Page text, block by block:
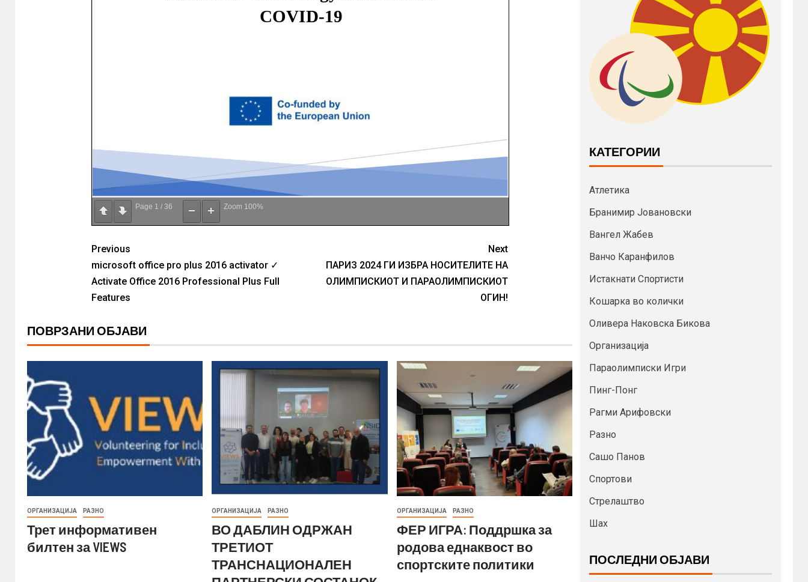
Page 1 / 36 Zoom 100%
Previous
microsoft office pro plus 2016 activator ✓
Activate Office 2016 Professional Plus Full
Features
Next
ПАРИЗ 2024 ГИ ИЗБРА НОСИТЕЛИТЕ НА
ОЛИМПИСКИОТ И ПАРАОЛИМПИСКИОТ
ОГИН!
ПОВРЗАНИ ОБЈАВИ
ОРГАНИЗАЦИЈА РАЗНО
Трет информативен
билтен за VIEWS
ОРГАНИЗАЦИЈА РАЗНО
ВО ДАБЛИН ОДРЖАН
ТРЕТИОТ
ТРАНСНАЦИОНАЛЕН
ОРГАНИЗАЦИЈА РАЗНО
ФЕР ИГРА: Поддршка за
родова еднаквост во
спортските политики
КАТЕГОРИИ
Атлетика
Бранимир Јовановски
Вангел Жабев
Ванчо Каранфилов
Истакнати Спортисти
Кошарка во колички
Оливера Наковска Бикова
Организација
Параолимписки Игри
Пинг-Понг
Рагми Арифовски
Разно
Сашо Панов
Спортови
Стрелаштво
Шах
ПОСЛЕДНИ ОБЈАВИ